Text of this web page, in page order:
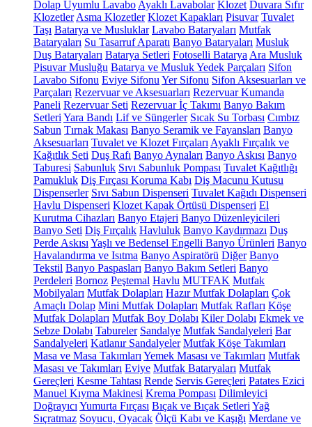
Dolap Uyumlu Lavabo Ayaklı Lavabolar Klozet Duvara Sıfır
Klozetler Asma Klozetler Klozet Kapakları Pisuvar Tuvalet
Taşı Batarya ve Musluklar Lavabo Bataryaları Mutfak
Bataryaları Su Tasarruf Aparatı Banyo Bataryaları Musluk
Duş Bataryaları Batarya Setleri Fotoselli Batarya Ara Musluk
Pisuvar Musluğu Batarya ve Musluk Yedek Parçaları Sifon
Lavabo Sifonu Eviye Sifonu Yer Sifonu Sifon Aksesuarları ve
Parçaları Rezervuar ve Aksesuarları Rezervuar Kumanda
Paneli Rezervuar Seti Rezervuar İç Takımı Banyo Bakım
Setleri Yara Bandı Lif ve Süngerler Sıcak Su Torbası Cımbız
Sabun Tırnak Makası Banyo Seramik ve Fayansları Banyo
Aksesuarları Tuvalet ve Klozet Fırçaları Ayaklı Fırçalık ve
Kağıtlık Seti Duş Rafı Banyo Aynaları Banyo Askısı Banyo
Taburesi Sabunluk Sıvı Sabunluk Pompası Tuvalet Kağıtlığı
Pamukluk Diş Fırçası Koruma Kabı Diş Macunu Kutusu
Dispenserler Sıvı Sabun Dispenseri Tuvalet Kağıdı Dispenseri
Havlu Dispenseri Klozet Kapak Örtüsü Dispenseri El
Kurutma Cihazları Banyo Etajeri Banyo Düzenleyicileri
Banyo Seti Diş Fırçalık Havluluk Banyo Kaydırmazı Duş
Perde Askısı Yaşlı ve Bedensel Engelli Banyo Ürünleri Banyo
Havalandırma ve Isıtma Banyo Aspiratörü Diğer Banyo
Tekstil Banyo Paspasları Banyo Bakım Setleri Banyo
Perdeleri Bornoz Peştemal Havlu MUTFAK Mutfak
Mobilyaları Mutfak Dolapları Hazır Mutfak Dolapları Çok
Amaçlı Dolap Mini Mutfak Dolapları Mutfak Rafları Köşe
Mutfak Dolapları Mutfak Boy Dolabı Kiler Dolabı Ekmek ve
Sebze Dolabı Tabureler Sandalye Mutfak Sandalyeleri Bar
Sandalyeleri Katlanır Sandalyeler Mutfak Köşe Takımları
Masa ve Masa Takımları Yemek Masası ve Takımları Mutfak
Masası ve Takımları Eviye Mutfak Bataryaları Mutfak
Gereçleri Kesme Tahtası Rende Servis Gereçleri Patates Ezici
Manuel Kıyma Makinesi Krema Pompası Dilimleyici
Doğrayıcı Yumurta Fırçası Bıçak ve Bıçak Setleri Yağ
Sıçratmaz Soyucu, Oyacak Ölçü Kabı ve Kaşığı Merdane ve